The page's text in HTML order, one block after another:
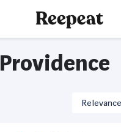
Providence